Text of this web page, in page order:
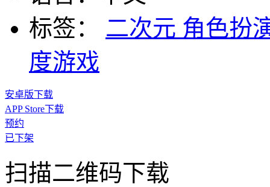
标签：
二次元 角色扮
度游戏
安卓版下载
APP Store下载
预约
已下架
扫描二维码下载